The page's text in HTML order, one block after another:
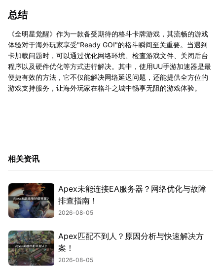
总结
《全明星觉醒》作为一款备受期待的格斗卡牌游戏，其流畅的游戏
体验对于海外玩家享受"Ready GO!"的格斗瞬间至关重要。当遇到
卡加载问题时，可以通过优化网络环境、检查游戏文件、关闭后台
程序以及硬件优化等方式进行解决。其中，使用UU手游加速器是最
便捷有效的方法，它不仅能解决网络延迟问题，还能提供全方位的
游戏支持服务，让海外玩家在格斗之城中畅享无阻的游戏体验。
相关资讯
Apex未能连接EA服务器？网络优化与故障
排查指南！
2026-08-05
Apex匹配不到人？原因分析与快速解决方
案！
2026-08-05